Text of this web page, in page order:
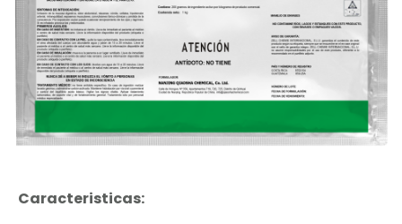
Caracteristicas: